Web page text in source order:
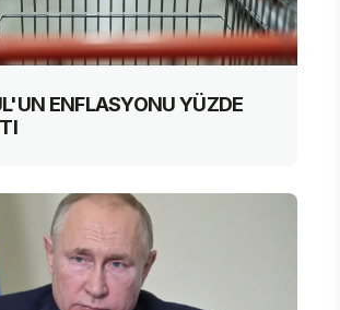
ENFLASYONU YÜZDE